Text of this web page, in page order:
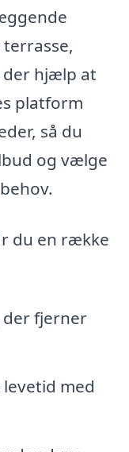
der hjælp at
platform
så du
og vælge
du en række
fjerner
med